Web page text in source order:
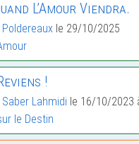
L’Amour Viendra.
Poldereaux le 29/10/2025
!
Saber Lahmidi le 16/10/2023
le Destin